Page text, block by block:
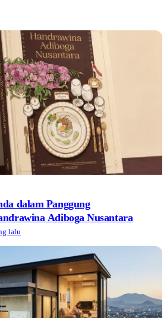
dalam Panggung
Adiboga Nusantara
lalu